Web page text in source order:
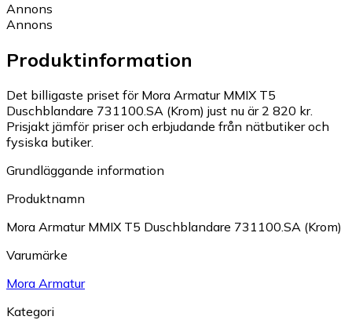
Annons
Annons
Produktinformation
Det billigaste priset för Mora Armatur MMIX T5
Duschblandare 731100.SA (Krom) just nu är 2 820 kr.
Prisjakt jämför priser och erbjudande från nätbutiker och
fysiska butiker.
Grundläggande information
Produktnamn
Mora Armatur MMIX T5 Duschblandare 731100.SA (Krom)
Varumärke
Mora Armatur
Kategori